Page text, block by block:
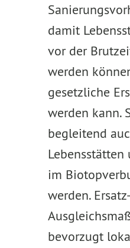
damit
vor der
werden
gesetzliche
werden kann.
begleitend
Lebensstätten
im
werden.
bevorzugt